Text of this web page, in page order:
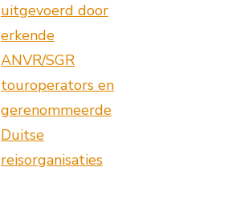
uitgevoerd door
erkende
ANVR/SGR
touroperators en
gerenommeerde
Duitse
reisorganisaties